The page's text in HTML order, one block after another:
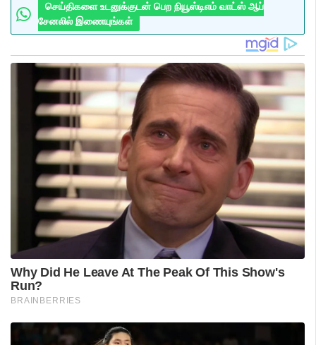
செய்திகளை உடனுக்குடன் பெற நியூஸ்டிஎம் வாட்ஸ் ஆப்
சேனலில் இணையுங்கள்